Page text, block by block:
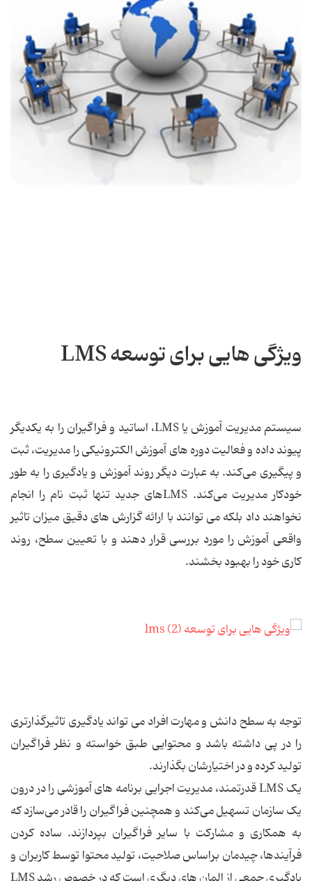
ویژگی هایی برای توسعه LMS
سیستم مدیریت آموزش یا LMS، اساتید و فراگیران را به یکدیگر
پیوند داده و فعالیت دوره های آموزش الکترونیکی را مدیریت، ثبت
و پیگیری می‌کند. به عبارت دیگر روند آموزش و یادگیری را به طور
خودکار مدیریت می‌کند. LMSهای جدید تنها ثبت نام را انجام
نخواهند داد بلکه می توانند با ارائه گزارش های دقیق میزان تاثیر
واقعی آموزش را مورد بررسی قرار دهند و با تعیین سطح، روند
کاری خود را بهبود بخشند.
توجه به سطح دانش و مهارت افراد می تواند یادگیری تاثیرگذارتری
را در پی داشته باشد و محتوایی طبق خواسته و نظر فراگیران
تولید کرده و در اختیارشان بگذارند.
یک LMS قدرتمند، مدیریت اجرایی برنامه های آموزشی را در درون
یک سازمان تسهیل می‌کند و همچنین فراگیران را قادر می‌سازد که
به همکاری و مشارکت با سایر فراگیران بپردازند. ساده کردن
فرآیندها، چیدمان براساس صلاحیت، تولید محتوا توسط کاربران و